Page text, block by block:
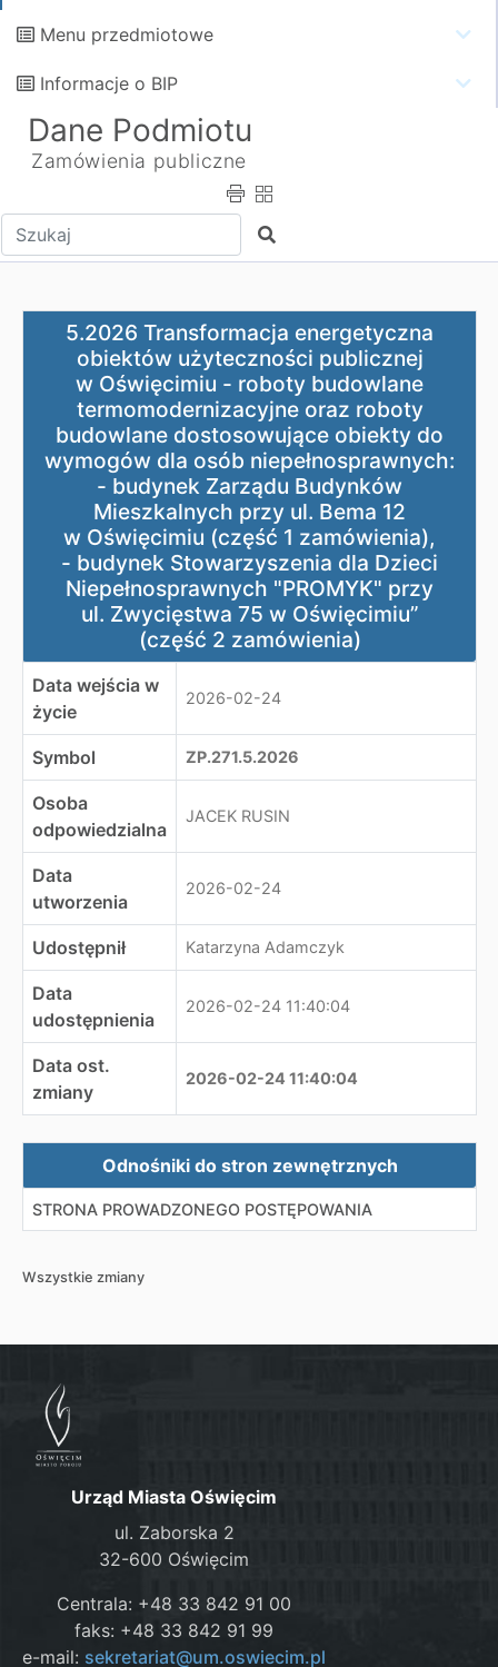
Menu przedmiotowe
Informacje o BIP
Dane Podmiotu
Zamówienia publiczne
Wpisz tekst do wyszukania Szukaj
5.2026 Transformacja energetyczna obiektów
5.2026 Transformacja energetyczna
obiektów użyteczności publicznej
w Oświęcimiu - roboty budowlane
termomodernizacyjne oraz roboty
budowlane dostosowujące obiekty do
wymogów dla osób niepełnosprawnych:
- budynek Zarządu Budynków
Mieszkalnych przy ul. Bema 12
w Oświęcimiu (część 1 zamówienia),
- budynek Stowarzyszenia dla Dzieci
Niepełnosprawnych "PROMYK" przy
ul. Zwycięstwa 75 w Oświęcimiu”
(część 2 zamówienia)
Data wejścia w
życie
2026-02-24
Symbol ZP.271.5.2026
Osoba
odpowiedzialna
JACEK RUSIN
Data
utworzenia
2026-02-24
Udostępnił Katarzyna Adamczyk
Data
udostępnienia
2026-02-24 11:40:04
Data ost.
zmiany
2026-02-24 11:40:04
Zewnętrzne odnośniki
Odnośniki do stron zewnętrznych
STRONA PROWADZONEGO POSTĘPOWANIA
Wszystkie zmiany
Urząd Miasta Oświęcim
ul. Zaborska 2
32-600 Oświęcim
Centrala: +48 33 842 91 00
faks: +48 33 842 91 99
e-mail: sekretariat@um.oswiecim.pl